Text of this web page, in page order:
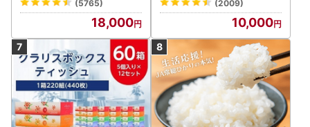
(5765)
18,000
～3房（1.0kg以上）シャイ
ン フルーツ FN-Limited-S
P
(2009)
10,000